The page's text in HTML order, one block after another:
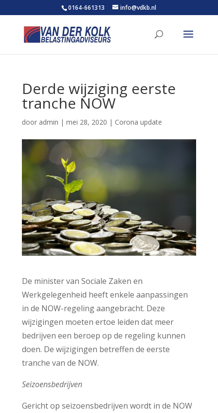
0164-661313 info@vdkb.nl
Derde wijziging eerste
tranche NOW
door admin | mei 28, 2020 | Corona update
De minister van Sociale Zaken en
Werkgelegenheid heeft enkele aanpassingen
in de NOW-regeling aangebracht. Deze
wijzigingen moeten ertoe leiden dat meer
bedrijven een beroep op de regeling kunnen
doen. De wijzigingen betreffen de eerste
tranche van de NOW.
Seizoensbedrijven
Gericht op seizoensbedrijven wordt in de NOW